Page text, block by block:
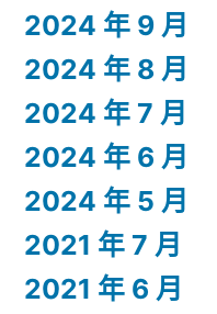
2024 年 9 月
2024 年 8 月
2024 年 7 月
2024 年 6 月
2024 年 5 月
2021 年 7 月
2021 年 6 月